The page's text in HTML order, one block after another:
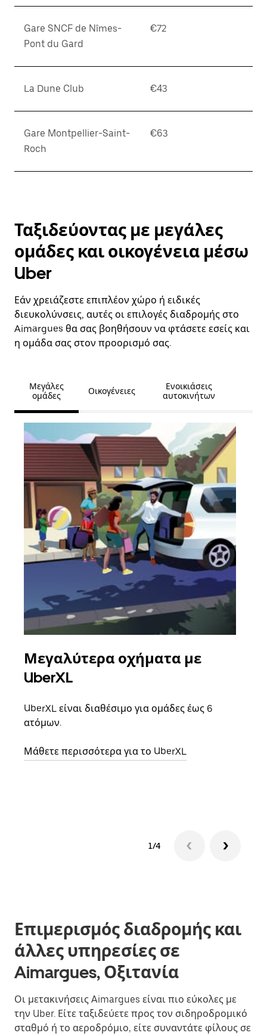
Gare SNCF de Nîmes-
Pont du Gard
€72
La Dune Club €43
Gare Montpellier-Saint-
Roch
€63
Ταξιδεύοντας με μεγάλες
ομάδες και οικογένεια μέσω
Uber
Εάν χρειάζεστε επιπλέον χώρο ή ειδικές
διευκολύνσεις, αυτές οι επιλογές διαδρομής στο
Aimargues θα σας βοηθήσουν να φτάσετε εσείς και
η ομάδα σας στον προορισμό σας.
Μεγάλες
ομάδες
Οικογένειες
Ενοικιάσεις
αυτοκινήτων
Μεγαλύτερα οχήματα με
UberXL
UberXL είναι διαθέσιμο για ομάδες έως 6
ατόμων.
Μάθετε περισσότερα για το UberXL
1/4
Επιμερισμός διαδρομής και
άλλες υπηρεσίες σε
Aimargues, Οξιτανία
Οι μετακινήσεις Aimargues είναι πιο εύκολες με
την Uber. Είτε ταξιδεύετε προς τον σιδηροδρομικό
σταθμό ή το αεροδρόμιο, είτε συναντάτε φίλους σε